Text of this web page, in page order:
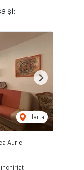
și:
Harta
Next
Aurie
închiriat